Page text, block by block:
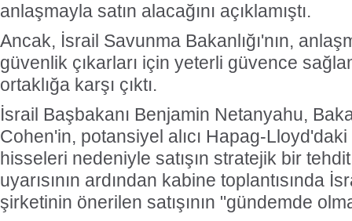
anlaşmayla satın alacağını açıklamıştı.
Ancak, İsrail Savunma Bakanlığı'nın,
güvenlik çıkarları için yeterli güvence
ortaklığa karşı çıktı.
İsrail Başbakanı Benjamin Netanyahu,
Cohen'in, potansiyel alıcı Hapag-
hisseleri nedeniyle satışın stratejik bir
uyarısının ardından kabine toplantısında
şirketinin önerilen satışının "gündemde